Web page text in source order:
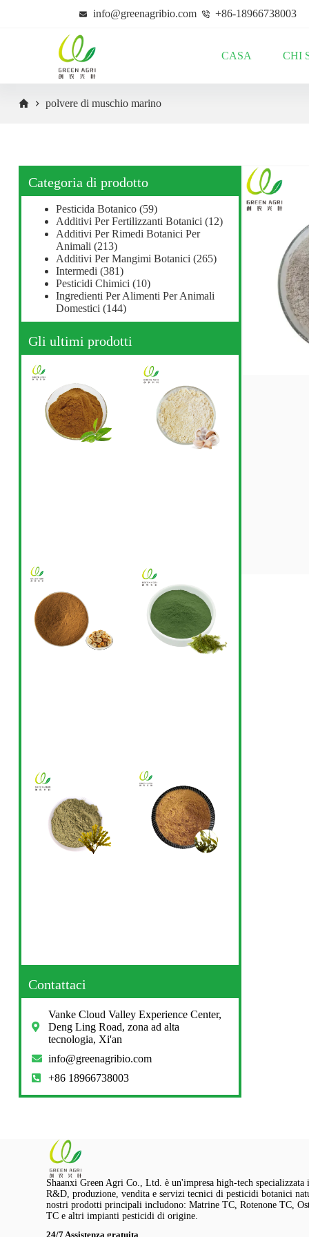
l
info@greenagribio.com +86-18966738003
CASA CHI
polvere di muschio marino
Categoria di prodotto
Pesticida Botanico (59)
Additivi Per Fertilizzanti Botanici (12)
Additivi Per Rimedi Botanici Per
Animali (213)
Additivi Per Mangimi Botanici (265)
Intermedi (381)
Pesticidi Chimici (10)
Ingredienti Per Alimenti Per Animali
Domestici (144)
Gli ultimi prodotti
Contattaci
Vanke Cloud Valley Experience Center,
Deng Ling Road, zona ad alta
tecnologia, Xi'an
info@greenagribio.com
+86 18966738003
Shaanxi Green Agri Co., Ltd. è un'impresa high-tech specializzata
R&D, produzione, vendita e servizi tecnici di pesticidi botanici
nostri prodotti principali includono: Matrine TC, Rotenone TC,
TC e altri impianti pesticidi di origine.
24/7 Assistenza gratuita